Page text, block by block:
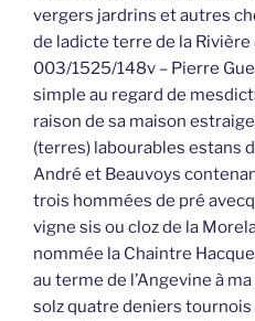
vergers jardrins et autres
de ladicte terre de la Rivière
003/1525/148v – Pierre
simple au regard de
raison de sa maison
(terres) labourables estans
André et Beauvoys
trois hommées de pré
vigne sis ou cloz de la
nommée la Chaintre
au terme de l’Angevine à
solz quatre deniers tournois